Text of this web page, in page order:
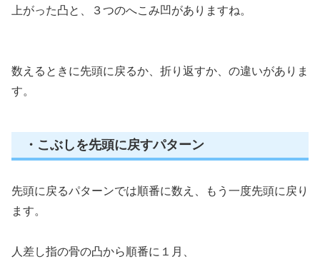
上がった凸と、３つのへこみ凹がありますね。
数えるときに先頭に戻るか、折り返すか、の違いがありま
す。
・こぶしを先頭に戻すパターン
先頭に戻るパターンでは順番に数え、もう一度先頭に戻り
ます。
人差し指の骨の凸から順番に１月、